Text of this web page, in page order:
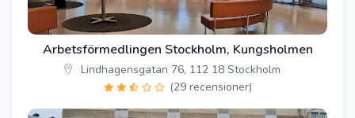
Arbetsförmedlingen Stockholm, Kungsholmen
Lindhagensgatan 76, 112 18 Stockholm
(29 recensioner)